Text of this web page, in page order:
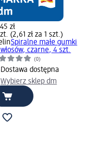
zł
(2,61 zł za 1 szt.)
Spiralne małe gumki
czarne, 4 szt.
(0)
Dostawa dostępna
Wybierz sklep dm